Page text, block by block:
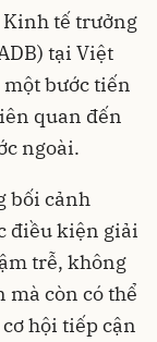
Kinh tế trưởng
tại Việt
bước tiến
quan đến
ngoài.
bối cảnh
điều kiện giải
trễ, không
mà còn có thể
hội tiếp cận